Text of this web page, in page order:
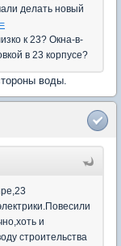
делать новый
к 23? Окна-в-
в 23 корпусе?
воды.
и
строительства